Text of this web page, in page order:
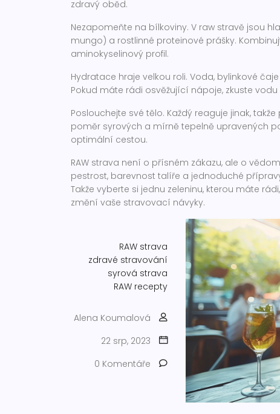
zdravý oběd.
Nezapomeňte na bílkoviny. V raw stravě jsou
mungo) a rostlinné proteinové prášky.
aminokyselinový profil.
Hydratace hraje velkou roli. Voda, bylinkové
Pokud máte rádi osvěžující nápoje, zkuste
Poslouchejte své tělo. Každý reaguje jinak,
poměr syrových a mírně tepelně upravených
optimální cestou.
RAW strava není o přísném zákazu, ale o
pestrost, barevnost talíře a jednoduché
Takže vyberte si jednu zeleninu, kterou máte
změní vaše stravovací návyky.
RAW strava
zdravé stravování
syrová strava
RAW recepty
Alena Koumalová
22 srp, 2023
0 Komentáře